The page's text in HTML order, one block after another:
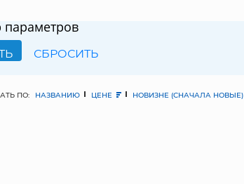
ПО: НАЗВАНИЮ ЦЕНЕ НОВИЗНЕ (СНАЧАЛА НОВЫЕ)